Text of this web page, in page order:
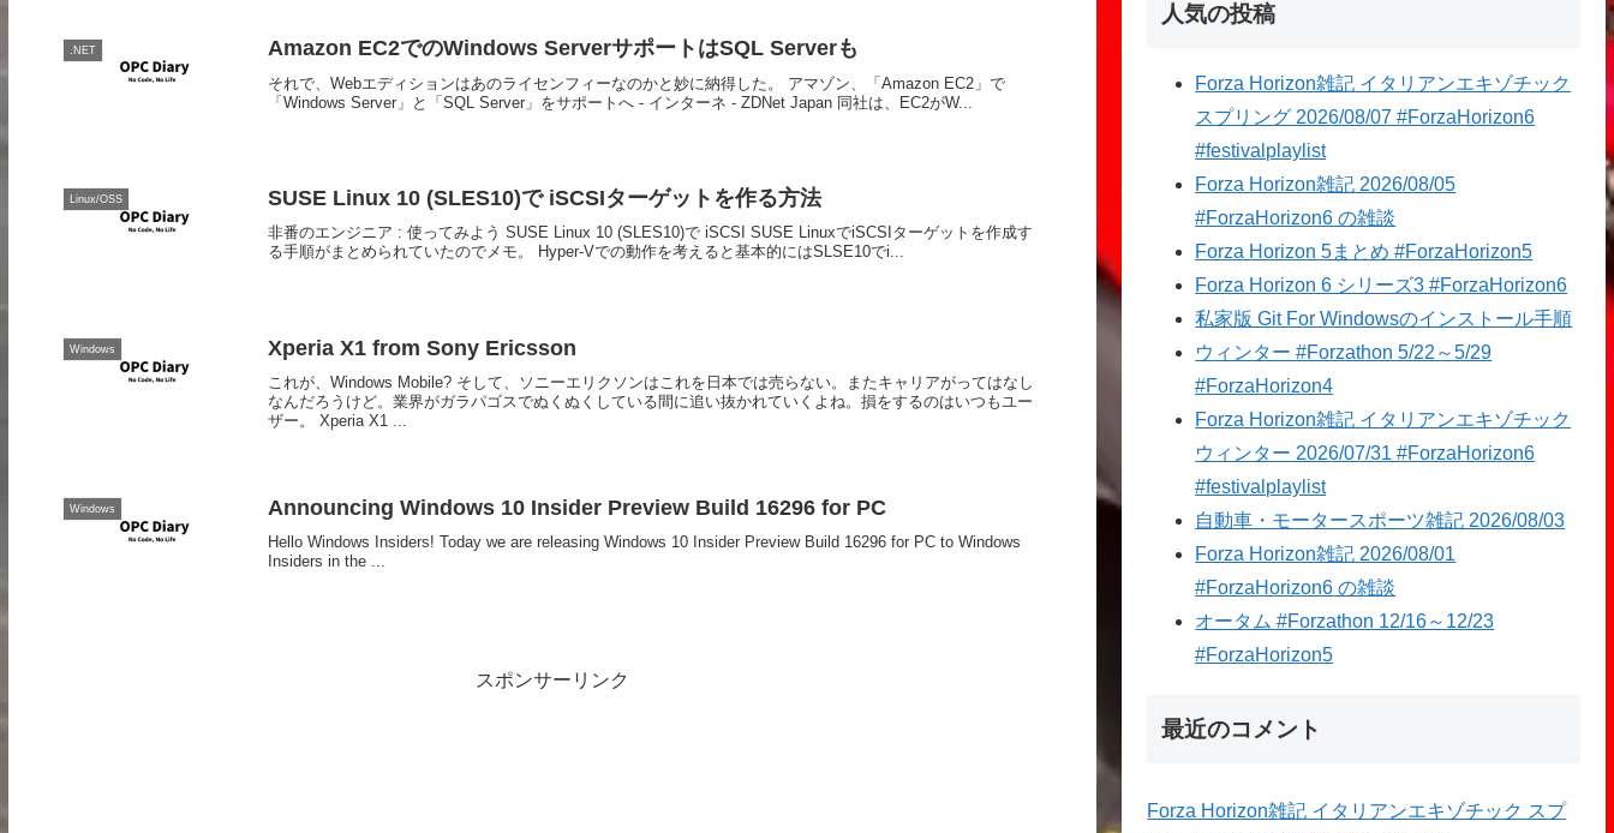
.NET Amazon EC2でのWindows ServerサポートはSQL Serverも
それで、Webエディションはあのライセンフィーなのかと妙に納得した。 アマゾン、「Amazon EC2」で
「Windows Server」と「SQL Server」をサポートへ - インターネ - ZDNet Japan 同社は、EC2がW...
Linux/OSS SUSE Linux 10 (SLES10)で iSCSIターゲットを作る方法
非番のエンジニア : 使ってみよう SUSE Linux 10 (SLES10)で iSCSI SUSE LinuxでiSCSIターゲットを作成す
る手順がまとめられていたのでメモ。 Hyper-Vでの動作を考えると基本的にはSLSE10でi...
Windows Xperia X1 from Sony Ericsson
これが、Windows Mobile? そして、ソニーエリクソンはこれを日本では売らない。またキャリアがってはなし
なんだろうけど。業界がガラパゴスでぬくぬくしている間に追い抜かれていくよね。損をするのはいつもユー
ザー。 Xperia X1 ...
Windows Announcing Windows 10 Insider Preview Build 16296 for PC
Hello Windows Insiders! Today we are releasing Windows 10 Insider Preview Build 16296 for PC to Windows
Insiders in the ...
スポンサーリンク
人気の投稿
Forza Horizon雑記 イタリアンエキゾチック
スプリング 2026/08/07 #ForzaHorizon6
#festivalplaylist
Forza Horizon雑記 2026/08/05
#ForzaHorizon6 の雑談
Forza Horizon 5まとめ #ForzaHorizon5
Forza Horizon 6 シリーズ3 #ForzaHorizon6
私家版 Git For Windowsのインストール手順
ウィンター #Forzathon 5/22～5/29
#ForzaHorizon4
Forza Horizon雑記 イタリアンエキゾチック
ウィンター 2026/07/31 #ForzaHorizon6
#festivalplaylist
自動車・モータースポーツ雑記 2026/08/03
Forza Horizon雑記 2026/08/01
#ForzaHorizon6 の雑談
オータム #Forzathon 12/16～12/23
#ForzaHorizon5
最近のコメント
Forza Horizon雑記 イタリアンエキゾチック スプ